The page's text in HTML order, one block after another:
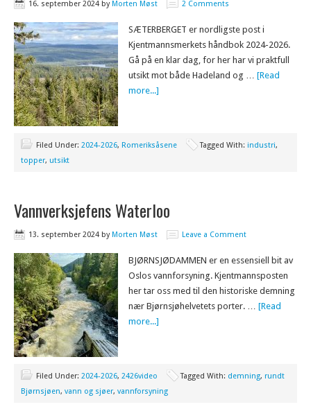
16. september 2024 byMorten Møst 2 Comments
SÆTERBERGET er nordligste post i
Kjentmannsmerkets håndbok 2024-2026.
Gå på en klar dag, for her har vi praktfull
utsikt mot både Hadeland og … [Read
more...]
Filed Under: 2024-2026, Romeriksåsene Tagged With: industri,
topper, utsikt
Vannverksjefens Waterloo
13. september 2024 byMorten Møst Leave a Comment
BJØRNSJØDAMMEN er en essensiell bit av
Oslos vannforsyning. Kjentmannsposten
her tar oss med til den historiske demning
nær Bjørnsjøhelvetets porter. … [Read
more...]
Filed Under: 2024-2026, 2426video Tagged With: demning, rundt
Bjørnsjøen, vann og sjøer, vannforsyning